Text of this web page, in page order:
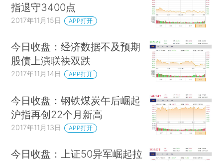
指退守3400点
2017年11月15日 APP打开
今日收盘：经济数据不及预期
股债上演联袂双跌
2017年11月14日 APP打开
今日收盘：钢铁煤炭午后崛起
沪指再创22个月新高
2017年11月13日 APP打开
今日收盘：上证50异军崛起拉